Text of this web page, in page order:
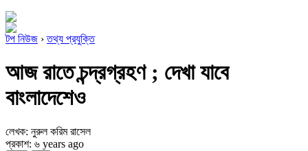
টপ নিউজ ›তথ্য প্রযুক্তি
আজ রাতে চন্দ্রগ্রহণ ; দেখা যাবে
বাংলাদেশেও
লেখক: নুরুল করিম রাসেল
প্রকাশ: ৬ years ago